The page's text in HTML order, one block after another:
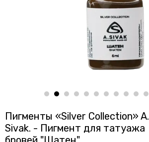
Пигменты «Silver Collection» A.
Sivak. - Пигмент для татуажа